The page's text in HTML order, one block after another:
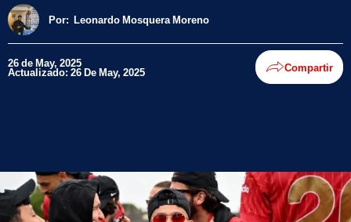
Por: Leonardo Mosquera Moreno
26 de May, 2025
Actualizado: 26 De May, 2025 Compartir